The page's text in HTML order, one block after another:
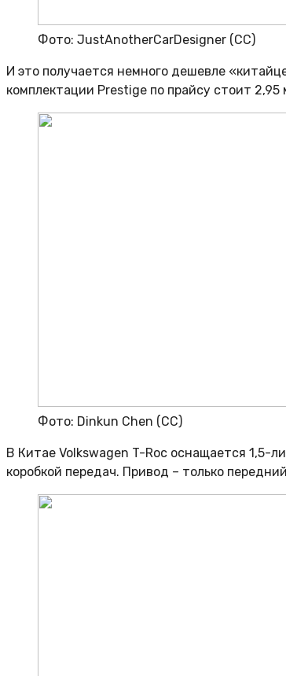
Фото: JustAnotherCarDesigner (CC)
И это получается немного дешевле
комплектации Prestige по прайсу стоит
Фото: Dinkun Chen (CC)
В Китае Volkswagen T-Roc оснащается 1,5-
коробкой передач. Привод – только